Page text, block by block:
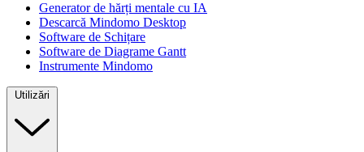
Generator de hărți mentale cu IA
Descarcă Mindomo Desktop
Software de Schițare
Software de Diagrame Gantt
Instrumente Mindomo
Utilizări